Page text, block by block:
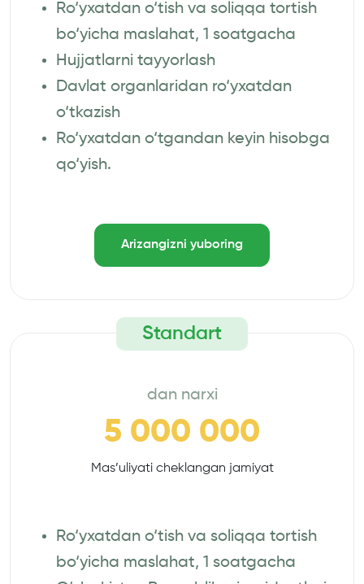
Ro‘yxatdan o‘tish va soliqqa tortish
bo‘yicha maslahat, 1 soatgacha
Hujjatlarni tayyorlash
Davlat organlaridan ro‘yxatdan
o‘tkazish
Ro‘yxatdan o‘tgandan keyin hisobga
qo‘yish.
Arizangizni yuboring
Standart
dan narxi
5 000 000
Mas’uliyati cheklangan jamiyat
Ro‘yxatdan o‘tish va soliqqa tortish
bo‘yicha maslahat, 1 soatgacha